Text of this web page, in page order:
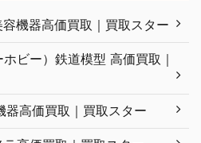
機器高価買取｜買取スター
ビー）鉄道模型 高価買取｜
器高価買取｜買取スター